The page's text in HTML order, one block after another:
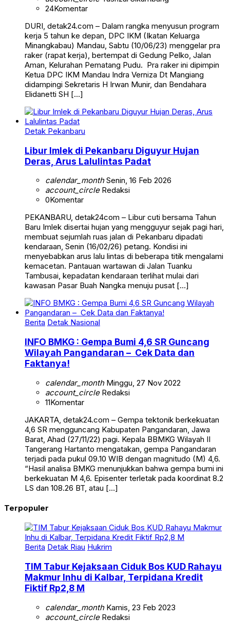
24Komentar
DURI, detak24.com – Dalam rangka menyusun program
kerja 5 tahun ke depan, DPC IKM (Ikatan Keluarga
Minangkabau) Mandau, Sabtu (10/06/23) menggelar pra
raker (rapat kerja), bertempat di Gedung Pelko, Jalan
Aman, Kelurahan Pematang Pudu. Pra raker ini dipimpin
Ketua DPC IKM Mandau Indra Verniza Dt Mangiang
didampingi Sekretaris H Irwan Munir, dan Bendahara
Elidanetti SH […]
Detak Pekanbaru
Libur Imlek di Pekanbaru Diguyur Hujan
Deras, Arus Lalulintas Padat
calendar_monthSenin, 16 Feb 2026
account_circleRedaksi
0Komentar
PEKANBARU, detak24com – Libur cuti bersama Tahun
Baru Imlek disertai hujan yang mengguyur sejak pagi hari,
membuat sejumlah ruas jalan di Pekanbaru dipadati
kendaraan, Senin (16/02/26) petang. Kondisi ini
menyebabkan arus lalu lintas di beberapa titik mengalami
kemacetan. Pantauan wartawan di Jalan Tuanku
Tambusai, kepadatan kendaraan terlihat mulai dari
kawasan Pasar Buah Nangka menuju pusat […]
Berita Detak Nasional
INFO BMKG : Gempa Bumi 4,6 SR Guncang
Wilayah Pangandaran – Cek Data dan
Faktanya!
calendar_monthMinggu, 27 Nov 2022
account_circleRedaksi
11Komentar
JAKARTA, detak24.com – Gempa tektonik berkekuatan
4,6 SR mengguncang Kabupaten Pangandaran, Jawa
Barat, Ahad (27/11/22) pagi. Kepala BBMKG Wilayah II
Tangerang Hartanto mengatakan, gempa Pangandaran
terjadi pada pukul 09.10 WIB dengan magnitudo (M) 4,6.
“Hasil analisa BMKG menunjukkan bahwa gempa bumi ini
berkekuatan M 4,6. Episenter terletak pada koordinat 8.2
LS dan 108.26 BT, atau […]
Terpopuler
Berita Detak Riau Hukrim
TIM Tabur Kejaksaan Ciduk Bos KUD Rahayu
Makmur Inhu di Kalbar, Terpidana Kredit
Fiktif Rp2,8 M
calendar_monthKamis, 23 Feb 2023
account_circleRedaksi